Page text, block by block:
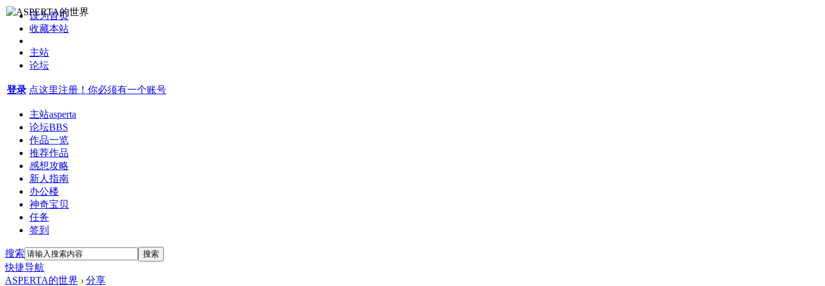
设为首页
收藏本站
主站
论坛
登录 点这里注册！你必须有一个账号
主站asperta
论坛BBS
作品一览
推荐作品
感想攻略
新人指南
办公楼
神奇宝贝
任务
签到
搜索 搜索
快捷导航
ASPERTA的世界 › 分享